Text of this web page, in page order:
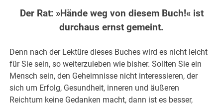
Der Rat: »Hände weg von diesem Buch!« ist
durchaus ernst gemeint.
Denn nach der Lektüre dieses Buches wird es nicht leicht
für Sie sein, so weiterzuleben wie bisher. Sollten Sie ein
Mensch sein, den Geheimnisse nicht interessieren, der
sich um Erfolg, Gesundheit, inneren und äußeren
Reichtum keine Gedanken macht, dann ist es besser,